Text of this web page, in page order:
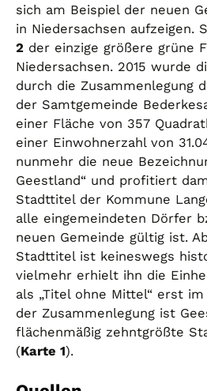
sich am Beispiel der neuen
in Niedersachsen aufzeigen.
2 der einzige größere grüne
Niedersachsen. 2015 wurde
durch die Zusammenlegung
der Samtgemeinde
einer Fläche von 357
einer Einwohnerzahl von
nunmehr die neue
Geestland“ und profitiert
Stadttitel der Kommune
alle eingemeindeten Dörfer
neuen Gemeinde gültig ist.
Stadttitel ist keineswegs
vielmehr erhielt ihn die
als „Titel ohne Mittel“ erst im
der Zusammenlegung ist
flächenmäßig zehntgrößte
(Karte 1).